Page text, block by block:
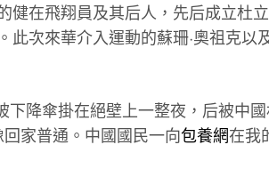
在飛翔員及其后人，先后成立杜
次來華介入運動的蘇珊·奧祖克以
降傘掛在絕壁上一整夜，后被中
家普通。中國國民一向包養網在我